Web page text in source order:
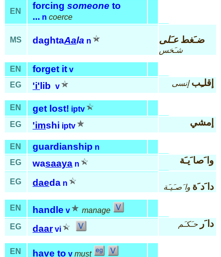
EN
forcing someone to
... n coerce
MS daghtaAala n ضـَغطعـَلى
شـَخس
EN forget it v
EG
'i' lib v إقلـِبإنسى
EN get lost! iptv
EG
'imshi iptv إمشي
EN guardianship n
EG
wasaaya n وا َصا َيـَة
EG daeda n دا َد َة وا َصـَيـَة
EN handle v
manage
EG
daar vi
دا َر حـَكـَم
EN have to v must